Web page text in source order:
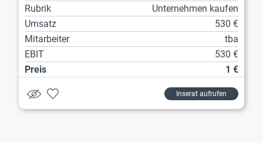
Rubrik
Unternehmen kaufen
Umsatz
530 €
Mitarbeiter
tba
EBIT
530 €
Preis
1 €
Inserat aufrufen